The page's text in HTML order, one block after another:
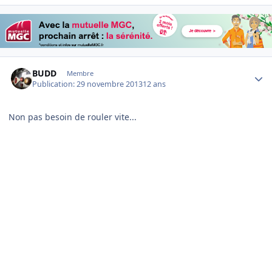
BUDD Membre
Publication:29 novembre 201312 ans
Non pas besoin de rouler vite...